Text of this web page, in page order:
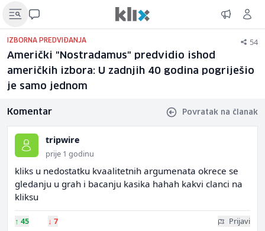
IZBORNA PREDVIĐANJA 54
Američki "Nostradamus" predvidio ishod
američkih izbora: U zadnjih 40 godina pogriješio
je samo jednom
Komentar Povratak na članak
tripwire
prije 1 godinu
kliks u nedostatku kvaalitetnih argumenata okrece se
gledanju u grah i bacanju kasika hahah kakvi clanci na
kliksu
↑ 45 ↓ 7 Prijavi